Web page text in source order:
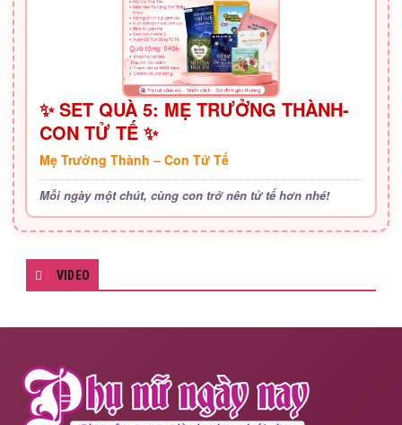
✨ SET QUÀ 5: MẸ TRƯỞNG THÀNH-
CON TỬ TẾ ✨
Mẹ Trưởng Thành – Con Tử Tế
Mỗi ngày một chút, cùng con trở nên tử tế hơn nhé!
VIDEO